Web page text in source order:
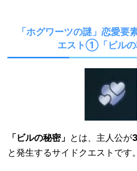
「ホグワーツの謎」恋愛要
エスト①「ビルの
「ビルの秘密」 とは、主人公が
と発生するサイドクエストです。